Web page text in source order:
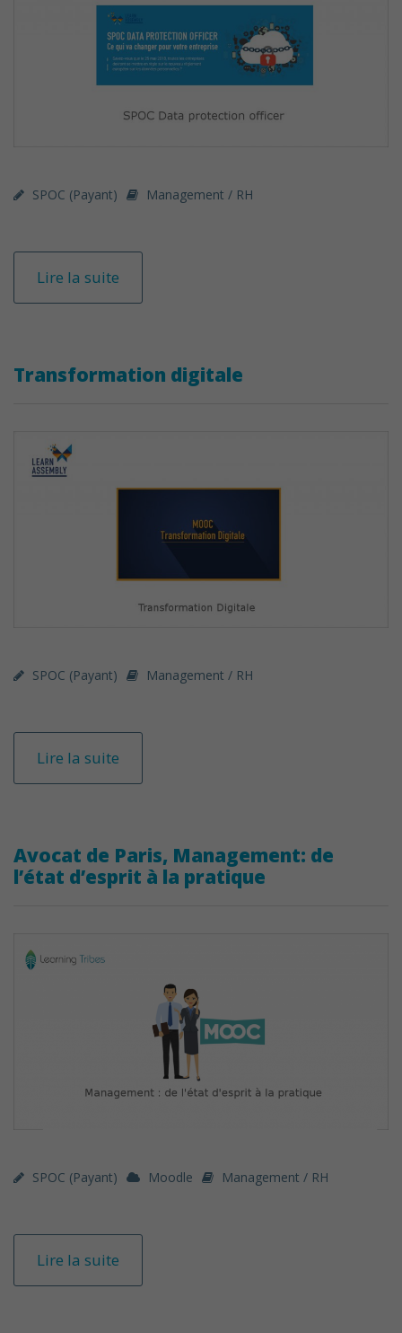
SPOC (payant) Management / RH
Lire la suite
Transformation digitale
SPOC (payant) Management / RH
Lire la suite
Avocat de Paris, Management: de
l’état d’esprit à la pratique
SPOC (payant) Moodle Management / RH
Lire la suite